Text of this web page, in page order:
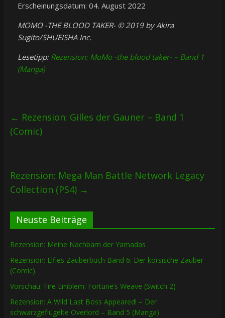
Erscheinungsdatum: 04. August 2022
MOMO -THE BLOOD TAKER- © 2019 by Akira
Sugito/SHUEISHA Inc.
Lesetipp: Rezension: MoMo -the blood taker- – Band 1
(Manga)
← Rezension: Gilles der Gauner – Band 1
(Comic)
Rezension: Mega Man Battle Network Legacy
Collection (PS4) →
Neuste Beiträge
Rezension: Meine Nachbarn der Yamadas
Rezension: Elfies Zauberbuch Band 6: Der korsische Zauber
(Comic)
Vorschau: Fire Emblem: Fortune’s Weave (Switch 2)
Rezension: A Wild Last Boss Appeared! – Der
schwarzgeflügelte Overlord – Band 5 (Manga)